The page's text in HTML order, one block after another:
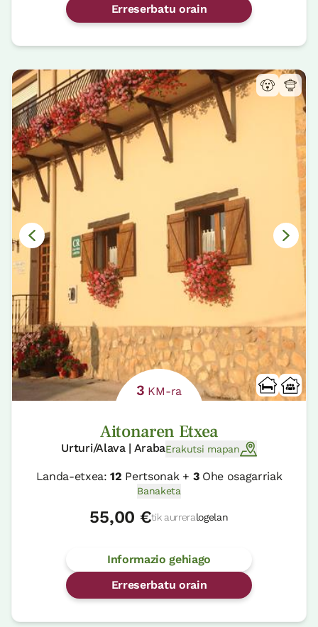
Erreserbatu orain
3 KM-ra
Aitonaren Etxea
Urturi/Alava | ArabaErakutsi mapan
Landa-etxea:12 Pertsonak + 3Ohe osagarriak
Banaketa
55,00 €tik aurreralogelan
Informazio gehiago
Erreserbatu orain